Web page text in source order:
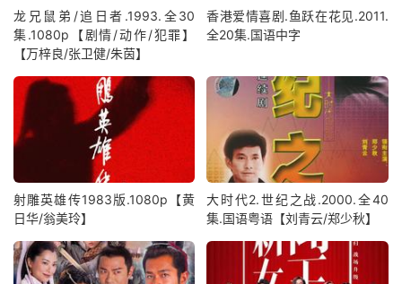
龙兄鼠弟/追日者.1993.全30
集.1080p【剧情/动作/犯罪】
【万梓良/张卫健/朱茵】
香港爱情喜剧.鱼跃在花见.2011.
全20集.国语中字
射雕英雄传1983版.1080p【黄
日华/翁美玲】
大时代2.世纪之战.2000.全40
集.国语粤语【刘青云/郑少秋】